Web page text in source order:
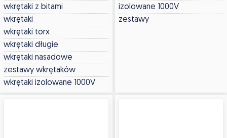
wkrętaki z bitami
wkrętaki
wkrętaki torx
wkrętaki długie
wkrętaki nasadowe
zestawy wkrętaków
wkrętaki izolowane 1000V
izolowane 1000V
zestawy